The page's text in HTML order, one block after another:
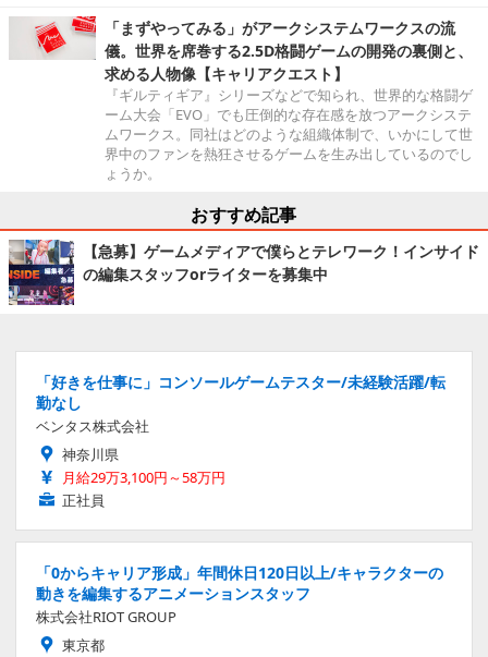
「まずやってみる」がアークシステムワークスの流
儀。世界を席巻する2.5D格闘ゲームの開発の裏側と、
求める人物像【キャリアクエスト】
『ギルティギア』シリーズなどで知られ、世界的な格闘ゲ
ーム大会「EVO」でも圧倒的な存在感を放つアークシステ
ムワークス。同社はどのような組織体制で、いかにして世
界中のファンを熱狂させるゲームを生み出しているのでし
ょうか。
おすすめ記事
【急募】ゲームメディアで僕らとテレワーク！インサイド
の編集スタッフorライターを募集中
「好きを仕事に」コンソールゲームテスター/未経験活躍/転
勤なし
ベンタス株式会社
神奈川県
月給29万3,100円～58万円
正社員
「0からキャリア形成」年間休日120日以上/キャラクターの
動きを編集するアニメーションスタッフ
株式会社RIOT GROUP
東京都